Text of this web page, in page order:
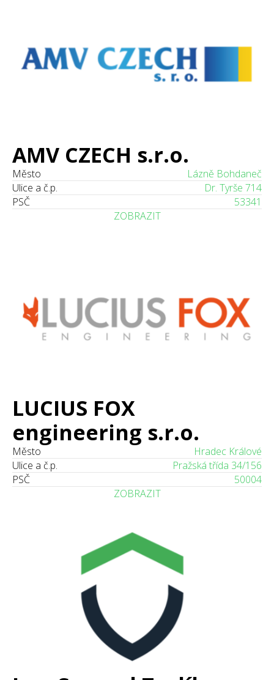
AMV CZECH s.r.o.
Město
Lázně Bohdaneč
Ulice a č.p.
Dr. Tyrše 714
PSČ
53341
ZOBRAZIT
LUCIUS FOX
engineering s.r.o.
Město
Hradec Králové
Ulice a č.p.
Pražská třída 34/156
PSČ
50004
ZOBRAZIT